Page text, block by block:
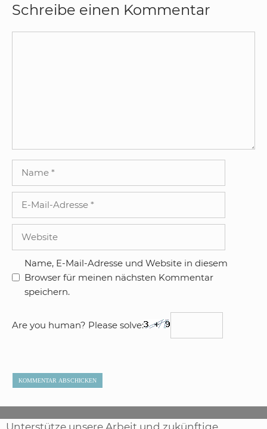
Schreibe einen Kommentar
Adresse
Name, E-Mail-Adresse und Website in diesem
Browser für meinen nächsten Kommentar
speichern.
Are you human? Please solve:
Unterstütze unsere Arbeit und zukünftige